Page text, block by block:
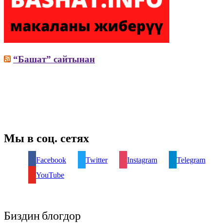
“Башат” сайтынан
Мы в соц. сетях
Facebook Twitter Instagram
Telegram
YouTube
Биздин блогдор